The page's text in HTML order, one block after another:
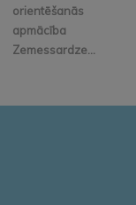
orientēšanās
apmācība
Zemessardze...